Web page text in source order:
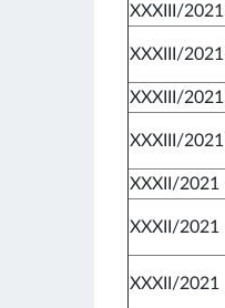
XXXIII/2021
XXXIII/2021
XXXIII/2021
XXXIII/2021
XXXII/2021
XXXII/2021
XXXII/2021